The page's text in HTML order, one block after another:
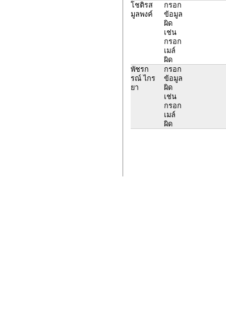
โชติรส
มูลพงค์
กรอก
ข้อมูล
ผิด
เช่น
กรอก
เมล์
ผิด
พัชรก
รณ์ ไกร
ยา
กรอก
ข้อมูล
ผิด
เช่น
กรอก
เมล์
ผิด